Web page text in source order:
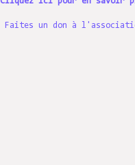
Faites un don à l'association